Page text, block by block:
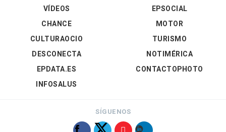
VÍDEOS
EPSOCIAL
CHANCE
CULTURAOCIO
DESCONECTA
EPDATA.ES
INFOSALUS
MOTOR
TURISMO
NOTIMÉRICA
CONTACTOPHOTO
SÍGUENOS